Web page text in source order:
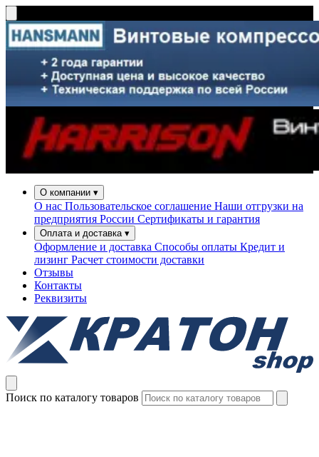
О компании ▾
О нас Пользовательское соглашение Наши отгрузки на
предприятия России Сертификаты и гарантия
Оплата и доставка ▾
Оформление и доставка Способы оплаты Кредит и
лизинг Расчет стоимости доставки
Отзывы
Контакты
Реквизиты
Поиск по каталогу товаров